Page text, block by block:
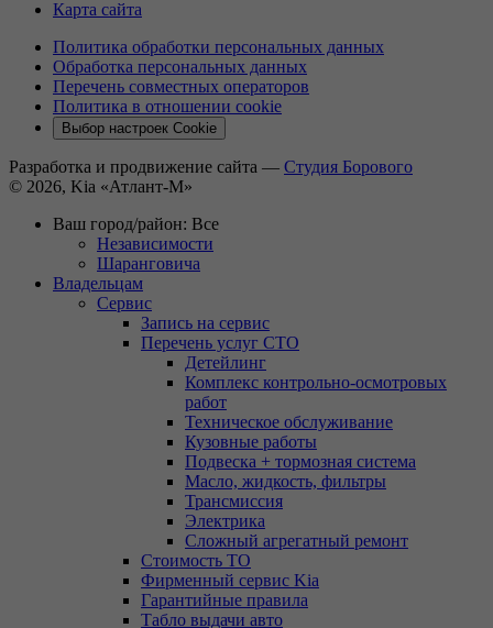
Карта сайта
Политика обработки персональных данных
Обработка персональных данных
Перечень совместных операторов
Политика в отношении cookie
Выбор настроек Cookie
Разработка и продвижение сайта — Студия Борового
© 2026, Kia «Атлант-М»
Ваш город/район: Все
Независимости
Шаранговича
Владельцам
Сервис
Запись на сервис
Перечень услуг СТО
Детейлинг
Комплекс контрольно-осмотровых
работ
Техническое обслуживание
Кузовные работы
Подвеска + тормозная система
Масло, жидкость, фильтры
Трансмиссия
Электрика
Сложный агрегатный ремонт
Стоимость ТО
Фирменный сервис Kia
Гарантийные правила
Табло выдачи авто